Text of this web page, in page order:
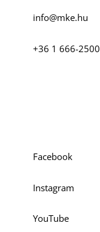
info@mke.hu
+36 1 666-2500
Facebook
Instagram
YouTube